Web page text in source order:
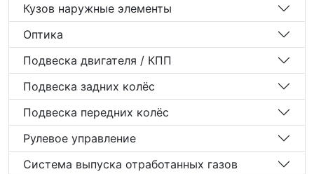
Кузов наружные элементы
Оптика
Подвеска двигателя / КПП
Подвеска задних колёс
Подвеска передних колёс
Рулевое управление
Система выпуска отработанных газов